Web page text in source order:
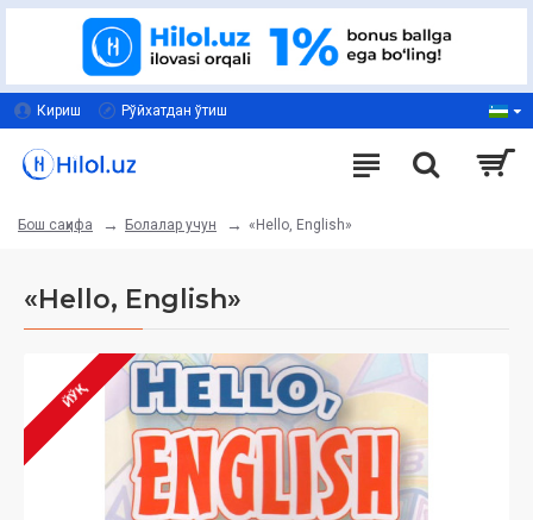
Кириш Рўйхатдан ўтиш
Бош саҳифа Болалар учун «Hello, English»
«Hello, English»
ЙЎҚ